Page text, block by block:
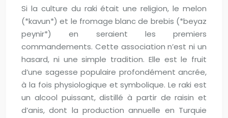
Si la culture du raki était une religion, le melon
(*kavun*) et le fromage blanc de brebis (*beyaz
peynir*) en seraient les premiers
commandements. Cette association n’est ni un
hasard, ni une simple tradition. Elle est le fruit
d’une sagesse populaire profondément ancrée,
à la fois physiologique et symbolique. Le raki est
un alcool puissant, distillé à partir de raisin et
d’anis, dont la production annuelle en Turquie